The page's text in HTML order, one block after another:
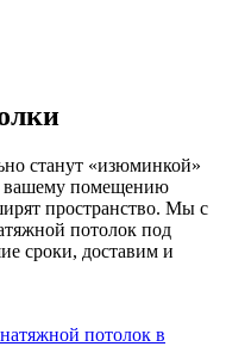
станут «изюминкой»
вашему помещению
пространство. Мы с
потолок под
сроки, доставим и